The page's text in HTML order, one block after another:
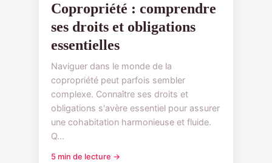
Copropriété : comprendre
ses droits et obligations
essentielles
Naviguer dans le monde de la
copropriété peut parfois sembler
complexe. Connaître ses droits et
obligations s'avère essentiel pour assurer
une cohabitation harmonieuse et fluide.
Q...
5 min de lecture →